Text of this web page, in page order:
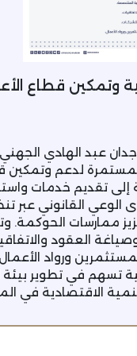
وتمكين قطاع
عبد الهادي الجهني
لدعم وتمكين
إلى تقديم خدمات
القانوني عبر
ممارسات الحوكمة.
العقود
ورواد
تسهم في تطوير بيئة
الاقتصادية في